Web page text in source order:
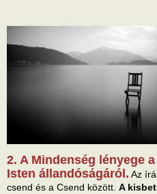
2. A Mindenség lényege
Isten állandóságáról. Az
csend és a Csend között. A